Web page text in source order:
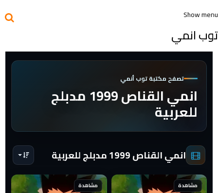
Show menu
توب انمي
تصفح مكتبة توب أنمي
انمي القناص 1999 مدبلج
للعربية
انمي القناص 1999 مدبلج للعربية
مشاهدة مشاهدة